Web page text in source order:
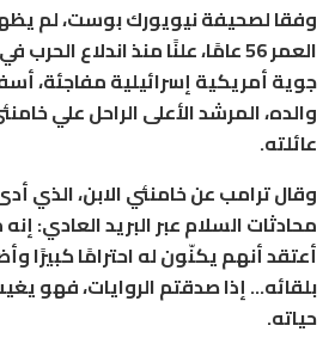
وفقا لصحيفة نيويورك بوست، لم
جوية أمريكية إسرائيلية مفاجئة،
والده، المرشد الأعلى الراحل علي
عائلته.
وقال ترامب عن خامنئي الابن، الذي
محادثات السلام عبر البريد العادي:
أعتقد أنهم يكنّون له احترامًا كبيرًا
بلقائه… إذا صدقتم الروايات، فهو
حياته.